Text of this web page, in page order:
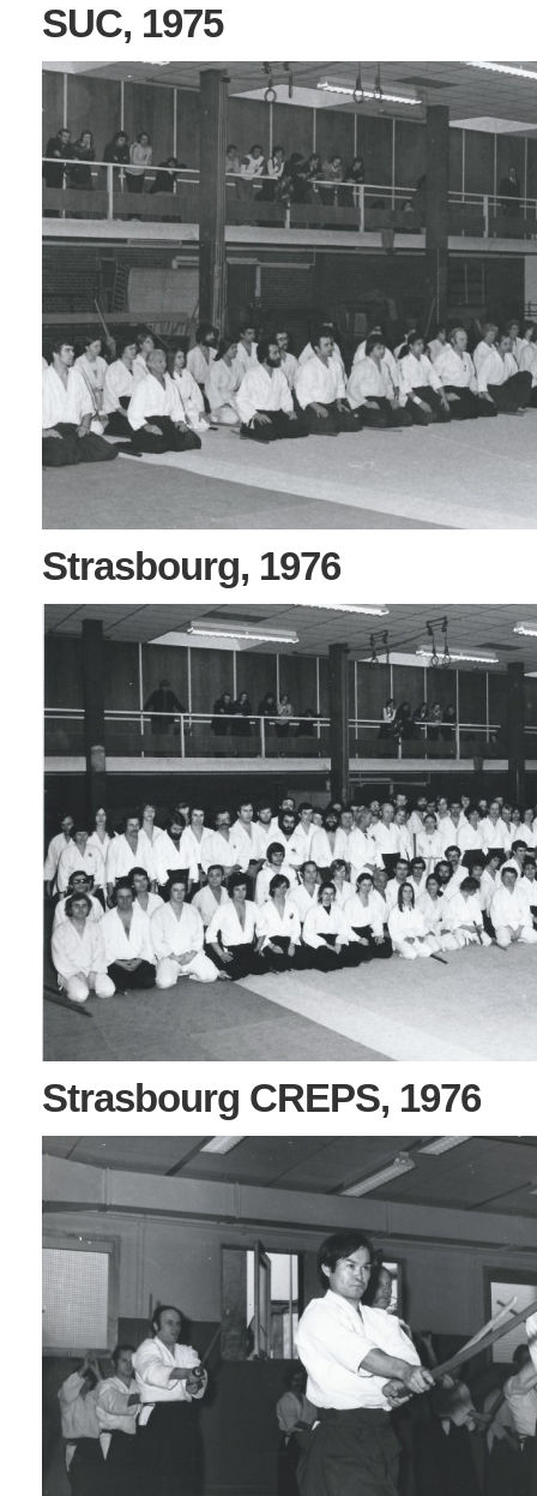
SUC, 1975
Strasbourg, 1976
Strasbourg CREPS, 1976